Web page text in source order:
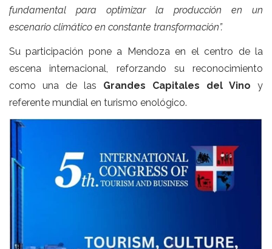
fundamental para optimizar la producción en un
escenario climático en constante transformación”.
Su participación pone a Mendoza en el centro de la
escena internacional, reforzando su reconocimiento
como una de las Grandes Capitales del Vino y
referente mundial en turismo enológico.